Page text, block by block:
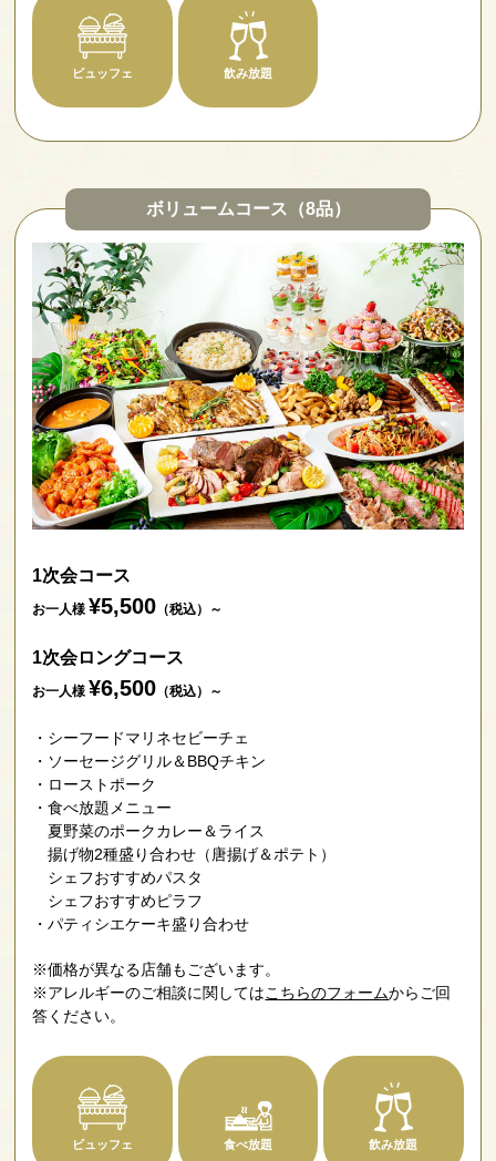
ビュッフェ 飲み放題
ボリュームコース（8品）
1次会コース
お一人様 ¥5,500 （税込）～
1次会ロングコース
お一人様 ¥6,500 （税込）～
シーフードマリネセビーチェ
ソーセージグリル＆BBQチキン
ローストポーク
食べ放題メニュー
夏野菜のポークカレー＆ライス
揚げ物2種盛り合わせ（唐揚げ＆ポテト）
シェフおすすめパスタ
シェフおすすめピラフ
パティシエケーキ盛り合わせ
※価格が異なる店舗もございます。
※アレルギーのご相談に関してはこちらのフォームからご回
答ください。
ビュッフェ 食べ放題 飲み放題